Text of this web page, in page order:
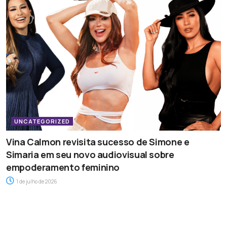
UNCATEGORIZED
Vina Calmon revisita sucesso de Simone e
Simaria em seu novo audiovisual sobre
empoderamento feminino
1 de julho de 2026